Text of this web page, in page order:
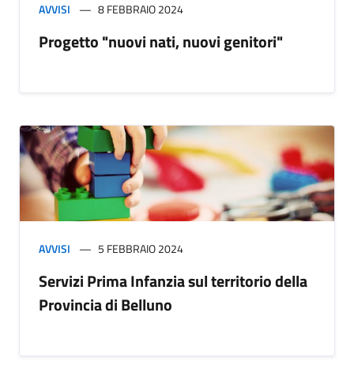
AVVISI 8 FEBBRAIO 2024
Progetto "nuovi nati, nuovi genitori"
AVVISI 5 FEBBRAIO 2024
Servizi Prima Infanzia sul territorio della
Provincia di Belluno